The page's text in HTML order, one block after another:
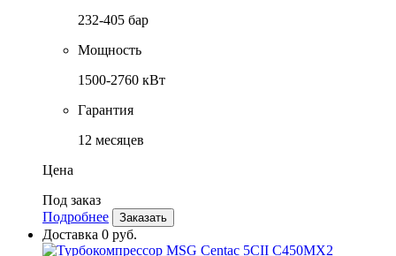
232-405 бар
Мощность
1500-2760 кВт
Гарантия
12 месяцев
Цена
Под заказ
Подробнее
Заказать
Доставка 0 руб.